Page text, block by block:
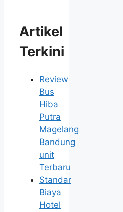
Artikel
Terkini
Review
Bus
Hiba
Putra
Magelang
Bandung
unit
Terbaru
Standar
Biaya
Hotel